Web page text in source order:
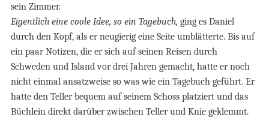
sein Zimmer.
Eigentlich eine coole Idee, so ein Tagebuch, ging es Daniel
durch den Kopf, als er neugierig eine Seite umblätterte. Bis auf
ein paar Notizen, die er sich auf seinen Reisen durch
Schweden und Island vor drei Jahren gemacht, hatte er noch
nicht einmal ansatzweise so was wie ein Tagebuch geführt. Er
hatte den Teller bequem auf seinem Schoss platziert und das
Büchlein direkt darüber zwischen Teller und Knie geklemmt.